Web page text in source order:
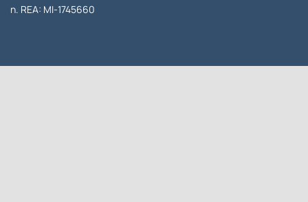
n. REA: MI-1745660